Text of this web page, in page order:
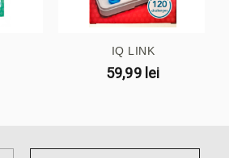
IQ LINK
59,99 lei